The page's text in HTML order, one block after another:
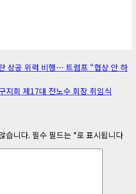
상공 위력 비행… 트럼프 “협상 안 하
지회 제17대 전노수 회장 취임식
습니다. 필수 필드는 *로 표시됩니다